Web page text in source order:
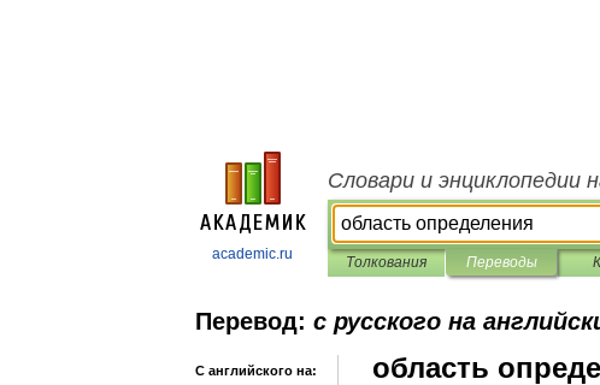
academic.ru
Словари и энциклопедии
Толкования Переводы
Перевод: с русского на
С английского на: область